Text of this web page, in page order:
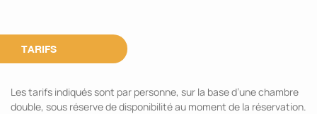
TARIFS
Les tarifs indiqués sont par personne, sur la base d’une chambre
double, sous réserve de disponibilité au moment de la réservation.